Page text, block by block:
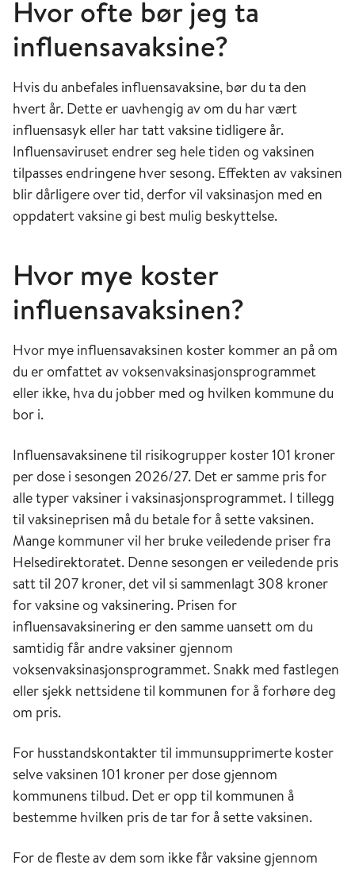
Hvor ofte bør jeg ta
influensavaksine?
Hvis du anbefales influensavaksine, bør du ta den
hvert år. Dette er uavhengig av om du har vært
influensasyk eller har tatt vaksine tidligere år.
Influensaviruset endrer seg hele tiden og vaksinen
tilpasses endringene hver sesong. Effekten av vaksinen
blir dårligere over tid, derfor vil vaksinasjon med en
oppdatert vaksine gi best mulig beskyttelse.
Hvor mye koster
influensavaksinen?
Hvor mye influensavaksinen koster kommer an på om
du er omfattet av voksenvaksinasjonsprogrammet
eller ikke, hva du jobber med og hvilken kommune du
bor i.
Influensavaksinene til risikogrupper koster 101 kroner
per dose i sesongen 2026/27. Det er samme pris for
alle typer vaksiner i vaksinasjonsprogrammet. I tillegg
til vaksineprisen må du betale for å sette vaksinen.
Mange kommuner vil her bruke veiledende priser fra
Helsedirektoratet. Denne sesongen er veiledende pris
satt til 207 kroner, det vil si sammenlagt 308 kroner
for vaksine og vaksinering. Prisen for
influensavaksinering er den samme uansett om du
samtidig får andre vaksiner gjennom
voksenvaksinasjonsprogrammet. Snakk med fastlegen
eller sjekk nettsidene til kommunen for å forhøre deg
om pris.
For husstandskontakter til immunsupprimerte koster
selve vaksinen 101 kroner per dose gjennom
kommunens tilbud. Det er opp til kommunen å
bestemme hvilken pris de tar for å sette vaksinen.
For de fleste av dem som ikke får vaksine gjennom